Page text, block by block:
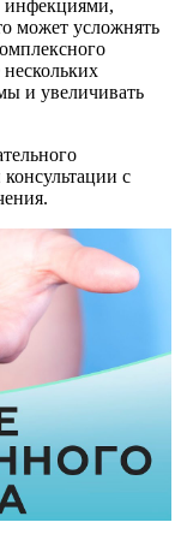
инфекциями,
может усложнять
и увеличивать
с